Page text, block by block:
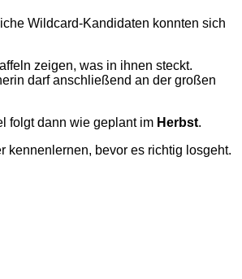
Wildcard-Kandidaten konnten sich
zeigen, was in ihnen steckt.
darf anschließend an der großen
folgt dann wie geplant im Herbst.
kennenlernen, bevor es richtig losgeht.